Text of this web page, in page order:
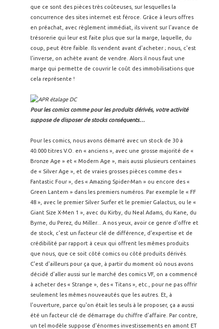
que ce sont des pièces très coûteuses, sur lesquelles la
concurrence des sites internet est féroce. Grâce à leurs offres
en préachat, avec règlement immédiat, ils vivent sur l'avance de
trésorerie qui leur est faite plus que sur la marge, laquelle, du
coup, peut être faible. Ils vendent avant d'acheter ; nous, c'est
l'inverse, on achète avant de vendre. Alors il nous faut une
marge qui permette de couvrir le coût des immobilisations que
cela représente !
Pour les comics comme pour les produits dérivés, votre activité
suppose de disposer de stocks conséquents…
Pour les comics, nous avons démarré avec un stock de 30 à
40.000 titres V.O. en « anciens », avec une grosse majorité de «
Bronze Age » et « Modern Age », mais aussi plusieurs centaines
de « Silver Age », et de vraies grosses pièces comme des «
Fantastic Four », des « Amazing Spider-Man » ou encore des «
Green Lantern » dans les premiers numéros. Par exemple le « FF
48 », avec le premier Silver Surfer et le premier Galactus, ou le «
Giant Size X-Men 1 », avec du Kirby, du Neal Adams, du Kane, du
Byrne, du Perez, du Miller... A nos yeux, avoir ce genre d'offre et
de stock, c'est un facteur clé de différence, d'expertise et de
crédibilité par rapport à ceux qui offrent les mêmes produits
que nous, que ce soit côté comics ou côté produits dérivés.
C'est d'ailleurs pour ça que, à partir du moment où nous avons
décidé d'aller aussi sur le marché des comics VF, on a commencé
à acheter des « Strange », des « Titans », etc., pour ne pas offrir
seulement les mêmes nouveautés que les autres. Et, à
l'ouverture, parce qu'on était les seuls à le proposer, ça a aussi
été un facteur clé de démarrage du chiffre d'affaire. Par contre,
un tel modèle suppose d'énormes investissements en amont ET